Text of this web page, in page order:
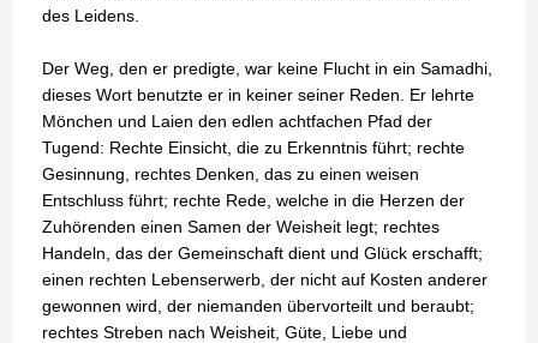
des Leidens.
Der Weg, den er predigte, war keine Flucht in ein Samadhi,
dieses Wort benutzte er in keiner seiner Reden. Er lehrte
Mönchen und Laien den edlen achtfachen Pfad der
Tugend: Rechte Einsicht, die zu Erkenntnis führt; rechte
Gesinnung, rechtes Denken, das zu einen weisen
Entschluss führt; rechte Rede, welche in die Herzen der
Zuhörenden einen Samen der Weisheit legt; rechtes
Handeln, das der Gemeinschaft dient und Glück erschafft;
einen rechten Lebenserwerb, der nicht auf Kosten anderer
gewonnen wird, der niemanden übervorteilt und beraubt;
rechtes Streben nach Weisheit, Güte, Liebe und